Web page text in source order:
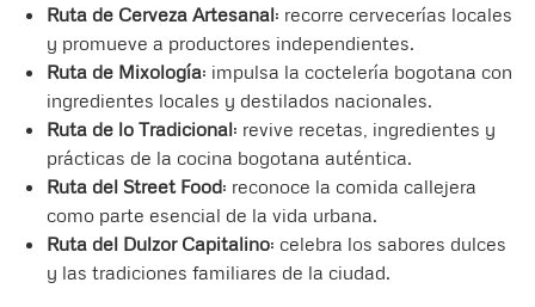
Ruta de Cerveza Artesanal: recorre cervecerías locales
y promueve a productores independientes.
Ruta de Mixología: impulsa la coctelería bogotana con
ingredientes locales y destilados nacionales.
Ruta de lo Tradicional: revive recetas, ingredientes y
prácticas de la cocina bogotana auténtica.
Ruta del Street Food: reconoce la comida callejera
como parte esencial de la vida urbana.
Ruta del Dulzor Capitalino: celebra los sabores dulces
y las tradiciones familiares de la ciudad.